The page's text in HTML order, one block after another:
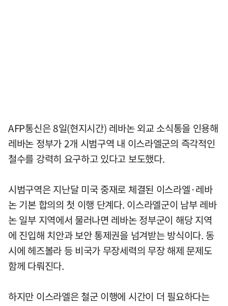
AFP통신은 8일(현지시간) 레바논 외교 소식통을 인용해
레바논 정부가 2개 시범구역 내 이스라엘군의 즉각적인
철수를 강력히 요구하고 있다고 보도했다.
시범구역은 지난달 미국 중재로 체결된 이스라엘·레바
논 기본 합의의 첫 이행 단계다. 이스라엘군이 남부 레바
논 일부 지역에서 물러나면 레바논 정부군이 해당 지역
에 진입해 치안과 보안 통제권을 넘겨받는 방식이다. 동
시에 헤즈볼라 등 비국가 무장세력의 무장 해제 문제도
함께 다뤄진다.
하지만 이스라엘은 철군 이행에 시간이 더 필요하다는